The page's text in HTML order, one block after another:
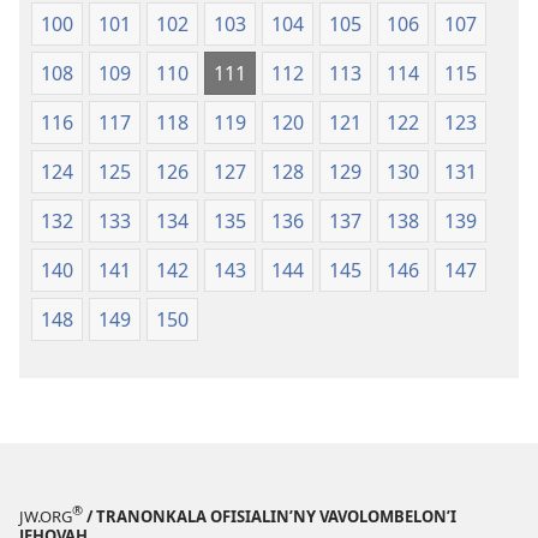
100 101 102 103 104 105 106
107
108
109 110 111 112 113 114
115
116
117 118 119 120 121 122
123
124
125 126 127 128 129 130
131
132
133 134 135 136 137 138
139
140
141 142 143 144 145 146
147
148
149 150
JW.ORG® / TRANONKALA OFISIALIN’NY VAVOLOMBELON’I